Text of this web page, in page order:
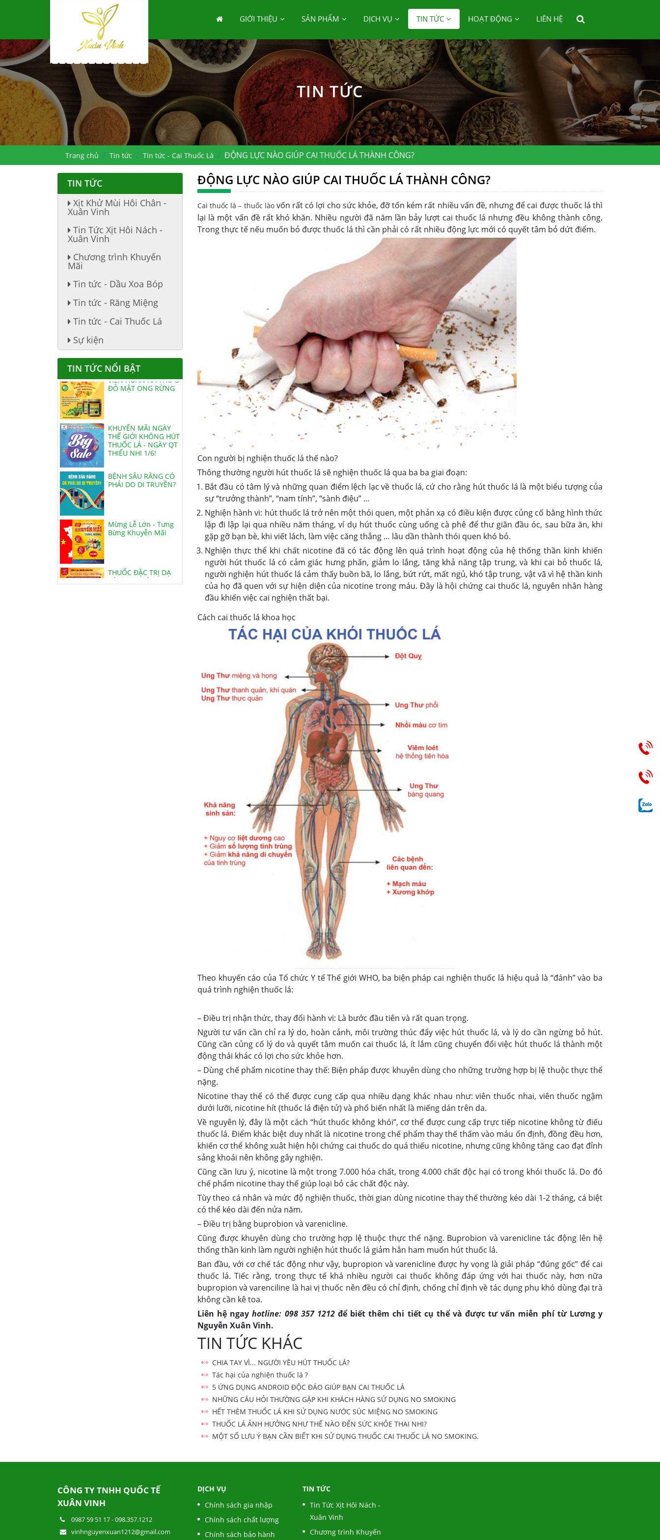
GIỚI THIỆU SẢN PHẨM DỊCH VỤ TIN TỨC HOẠT ĐỘNG LIÊN HỆ
TIN TỨC
Trang chủ Tin tức Tin tức - Cai Thuốc Lá ĐỘNG LỰC NÀO GIÚP CAI THUỐC LÁ THÀNH CÔNG?
ĐỘNG LỰC NÀO GIÚP CAI THUỐC LÁ THÀNH CÔNG?
Cai thuốc lá – thuốc làovốn rất có lợi cho sức khỏe, đỡ tốn kém rất nhiều vấn đề, nhưng để cai được thuốc lá thì
lại là một vấn đề rất khó khăn. Nhiều người đã năm lần bảy lượt cai thuốc lá nhưng đều không thành công.
Trong thực tế nếu muốn bỏ được thuốc lá thì cần phải có rất nhiều động lực mới có quyết tâm bỏ dứt điểm.
Con người bị nghiện thuốc lá thế nào?
Thông thường người hút thuốc lá sẽ nghiện thuốc lá qua ba ba giai đoạn:
Bắt đầu có tâm lý và những quan điểm lệch lạc về thuốc lá, cứ cho rằng hút thuốc lá là một biểu tượng của
sự “trưởng thành”, “nam tính”, “sành điệu” …
Nghiện hành vi: hút thuốc lá trở nên một thói quen, một phản xạ có điều kiện được củng cố bằng hình thức
lập đi lập lại qua nhiều năm tháng, ví dụ hút thuốc cùng uống cà phê để thư giãn đầu óc, sau bữa ăn, khi
gặp gỡ bạn bè, khi viết lách, làm việc căng thẳng … lâu dần thành thói quen khó bỏ.
Nghiện thực thể khi chất nicotine đã có tác động lên quá trình hoạt động của hệ thống thần kinh khiến
người hút thuốc lá có cảm giác hưng phấn, giảm lo lắng, tăng khả năng tập trung, và khi cai bỏ thuốc lá,
người nghiện hút thuốc lá cảm thấy buồn bã, lo lắng, bứt rứt, mất ngủ, khó tập trung, vật vã vì hệ thần kinh
của họ đã quen với sự hiện diện của nicotine trong máu. Đây là hội chứng cai thuốc lá, nguyên nhân hàng
đầu khiến việc cai nghiện thất bại.
Cách cai thuốc lá khoa học
Theo khuyến cáo của Tổ chức Y tế Thế giới WHO, ba biện pháp cai nghiện thuốc lá hiệu quả là “đánh” vào ba
quá trình nghiện thuốc lá:
– Điều trị nhận thức, thay đổi hành vi: Là bước đầu tiên và rất quan trọng.
Người tư vấn cần chỉ ra lý do, hoàn cảnh, môi trường thúc đẩy việc hút thuốc lá, và lý do cần ngừng bỏ hút.
Cũng cần củng cố lý do và quyết tâm muốn cai thuốc lá, ít lắm cũng chuyển đổi việc hút thuốc lá thành một
động thái khác có lợi cho sức khỏe hơn.
– Dùng chế phẩm nicotine thay thế: Biện pháp được khuyên dùng cho những trường hợp bị lệ thuộc thực thể
nặng.
Nicotine thay thể có thể được cung cấp qua nhiều dạng khác nhau như: viên thuốc nhai, viên thuốc ngậm
dưới lưỡi, nicotine hít (thuốc lá điện tử) và phổ biến nhất là miếng dán trên da.
Về nguyên lý, đây là một cách “hút thuốc không khói”, cơ thể được cung cấp trực tiếp nicotine không từ điếu
thuốc lá. Điểm khác biệt duy nhất là nicotine trong chế phẩm thay thế thấm vào máu ổn định, đồng đều hơn,
khiến cơ thể không xuât hiện hội chứng cai thuốc do quá thiếu nicotine, nhưng cũng không tăng cao đạt đỉnh
sảng khoái nên không gây nghiện.
Cũng cần lưu ý, nicotine là một trong 7.000 hóa chất, trong 4.000 chất độc hại có trong khói thuốc lá. Do đó
chế phẩm nicotine thay thế giúp loại bỏ các chất độc này.
Tùy theo cá nhân và mức độ nghiện thuốc, thời gian dùng nicotine thay thế thường kéo dài 1-2 tháng, cá biệt
có thể kéo dài đến nửa năm.
– Điều trị bằng buprobion và varenicline.
Cũng được khuyên dùng cho trường hợp lệ thuộc thực thể nặng. Buprobion và varenicline tác động lên hệ
thống thần kinh làm người nghiện hút thuốc lá giảm hẳn ham muốn hút thuốc lá.
Ban đầu, với cơ chế tác động như vậy, bupropion và varenicline được hy vọng là giải pháp “đúng gốc” để cai
thuốc lá. Tiếc rằng, trong thực tế khá nhiều người cai thuốc không đáp ứng với hai thuốc này, hơn nữa
bupropion và varenciline là hai vị thuốc nên đều có chỉ định, chống chỉ định về tác dụng phụ khó dùng đại trà
không cần kê toa.
Liên hệ ngayhotline: 098 357 1212để biết thêm chi tiết cụ thể và được tư vấn miễn phí từ Lương y
Nguyễn Xuân Vinh.
TIN TỨC KHÁC
CHIA TAY VÌ... NGƯỜI YÊU HÚT THUỐC LÁ?
Tác hại của nghiện thuốc lá ?
5 ỨNG DỤNG ANDROID ĐỘC ĐÁO GIÚP BẠN CAI THUỐC LÁ
NHỮNG CÂU HỎI THƯỜNG GẶP KHI KHÁCH HÀNG SỬ DỤNG NO SMOKING
HẾT THÈM THUỐC LÁ KHI SỬ DỤNG NƯỚC SÚC MIỆNG NO SMOKING
THUỐC LÁ ẢNH HƯỞNG NHƯ THẾ NÀO ĐẾN SỨC KHỎE THAI NHI?
MỘT SỐ LƯU Ý BẠN CẦN BIẾT KHI SỬ DỤNG THUỐC CAI THUỐC LÁ NO SMOKING.
TIN TỨC
Sự kiện
Xịt Khử Mùi Hôi Chân -
Xuân Vinh
Tin Tức Xịt Hôi Nách -
Xuân Vinh
Chương trình Khuyến
Mãi
Tin tức - Dầu Xoa Bóp
Tin tức - Răng Miệng
Tin tức - Cai Thuốc Lá
TIN TỨC NỔI BẬT
THUỐC ĐẶC TRỊ DẠ
VIÊN HOÀN HẢ THỦ Ô
ĐỎ MẬT ONG RỪNG
THẾ GIỚI KHÔNG HÚT
THUỐC LÁ - NGÀY QT
THIẾU NHI 1/6!
PHẢI DO DI TRUYỀN?
Bừng Khuyễn Mãi
DÀY, ĐẠI TRÀNG
CÔNG TY TNHH QUỐC TẾ
XUÂN VINH
0987 59 51 17-098.357.1212
vinhnguyenxuan1212@gmail.com
DỊCH VỤ
Chính sách gia nhập
Chính sách chất lượng
Chính sách bảo hành
TIN TỨC
Tin Tức Xịt Hôi Nách -
Xuân Vinh
Chương trình Khuyến